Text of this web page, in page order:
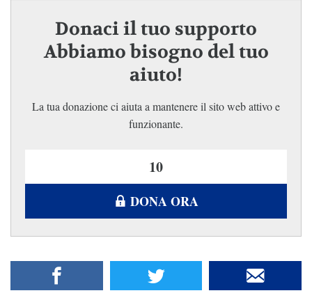
Donaci il tuo supporto
Abbiamo bisogno del tuo
aiuto!
La tua donazione ci aiuta a mantenere il sito web attivo e
funzionante.
DONA ORA